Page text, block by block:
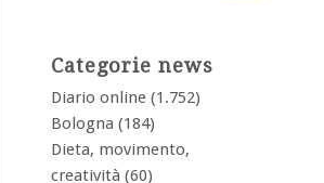
Categorie news
Diario online (1.752)
Bologna (184)
Dieta, movimento,
creatività (60)